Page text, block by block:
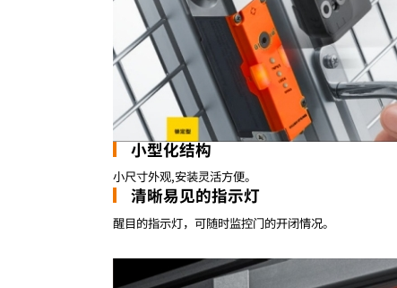
小型化结构
小尺寸外观,安装灵活方便。
清晰易见的指示灯
醒目的指示灯，可随时监控门的开闭情况。